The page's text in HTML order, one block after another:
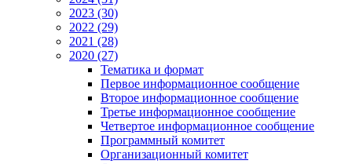
2023 (30)
2022 (29)
2021 (28)
2020 (27)
Тематика и формат
Первое информационное сообщение
Второе информационное сообщение
Третье информационное сообщение
Четвертое информационное сообщение
Программный комитет
Организационный комитет